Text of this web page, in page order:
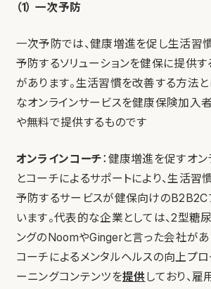
（1） 一次予防
一次予防では、健康増進を促し生活習
予防するソリューションを健保に提供す
があります。生活習慣を改善する方法と
なオンラインサービスを健康保険加入
や無料で提供するものです
オンラインコーチ：健康増進を促すオ
とコーチによるサポートにより、生活
予防するサービスが健保向けのB2B2C
います。代表的な企業としては、2型糖
ングのNoomやGingerと言った会社があ
コーチによるメンタルヘルスの向上プ
ーニングコンテンツを提供しており、雇